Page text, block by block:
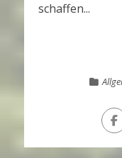
schaffen...